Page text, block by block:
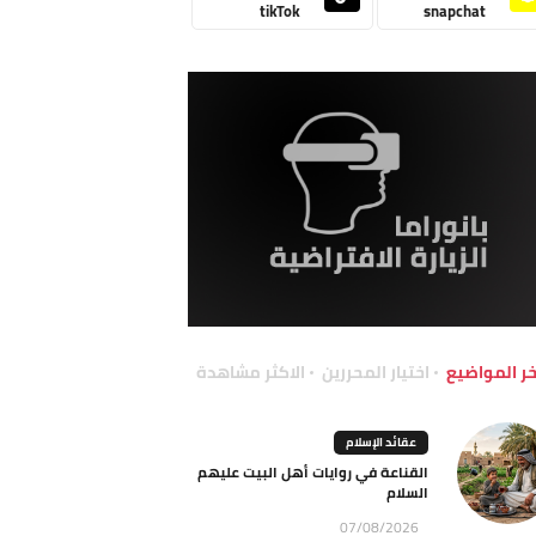
snapchat
tikTok
المواضيع اختيار المحررين الاكثر مشاهدة
عقائد الإسلام
القناعة في روايات أهل البيت عليهم
السلام
07/08/2026